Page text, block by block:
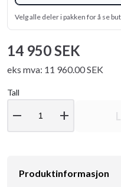
Velg alle deler i pakken for å se
14 950 SEK
eks mva: 11 960.00 SEK
Tall
remove add
Produktinformasjon